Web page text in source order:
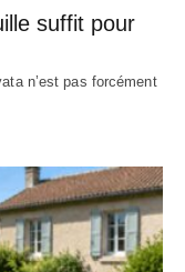
suffit pour
n’est pas forcément